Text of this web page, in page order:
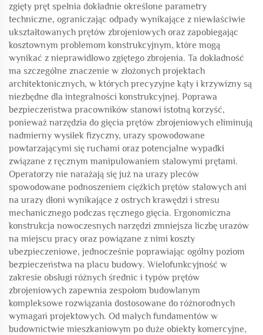
zgięty pręt spełnia dokładnie określone parametry
techniczne, ograniczając odpady wynikające z niewłaściwie
ukształtowanych prętów zbrojeniowych oraz zapobiegając
kosztownym problemom konstrukcyjnym, które mogą
wynikać z nieprawidłowo zgiętego zbrojenia. Ta dokładność
ma szczególne znaczenie w złożonych projektach
architektonicznych, w których precyzyjne kąty i krzywizny są
niezbędne dla integralności konstrukcyjnej. Poprawa
bezpieczeństwa pracowników stanowi istotną korzyść,
ponieważ narzędzia do gięcia prętów zbrojeniowych eliminują
nadmierny wysiłek fizyczny, urazy spowodowane
powtarzającymi się ruchami oraz potencjalne wypadki
związane z ręcznym manipulowaniem stalowymi prętami.
Operatorzy nie narażają się już na urazy pleców
spowodowane podnoszeniem ciężkich prętów stalowych ani
na urazy dłoni wynikające z ostrych krawędzi i stresu
mechanicznego podczas ręcznego gięcia. Ergonomiczna
konstrukcja nowoczesnych narzędzi zmniejsza liczbę urazów
na miejscu pracy oraz powiązane z nimi koszty
ubezpieczeniowe, jednocześnie poprawiając ogólny poziom
bezpieczeństwa na placu budowy. Wielofunkcyjność w
zakresie obsługi różnych średnic i typów prętów
zbrojeniowych zapewnia zespołom budowlanym
kompleksowe rozwiązania dostosowane do różnorodnych
wymagań projektowych. Od małych fundamentów w
budownictwie mieszkaniowym po duże obiekty komercyjne,